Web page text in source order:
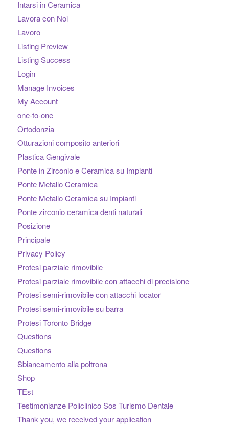
Intarsi in Ceramica
Lavora con Noi
Lavoro
Listing Preview
Listing Success
Login
Manage Invoices
My Account
one-to-one
Ortodonzia
Otturazioni composito anteriori
Plastica Gengivale
Ponte in Zirconio e Ceramica su Impianti
Ponte Metallo Ceramica
Ponte Metallo Ceramica su Impianti
Ponte zirconio ceramica denti naturali
Posizione
Principale
Privacy Policy
Protesi parziale rimovibile
Protesi parziale rimovibile con attacchi di precisione
Protesi semi-rimovibile con attacchi locator
Protesi semi-rimovibile su barra
Protesi Toronto Bridge
Questions
Questions
Sbiancamento alla poltrona
Shop
TEst
Testimonianze Policlinico Sos Turismo Dentale
Thank you, we received your application